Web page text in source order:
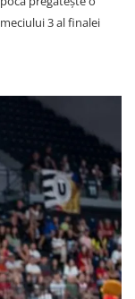
3 al finalei